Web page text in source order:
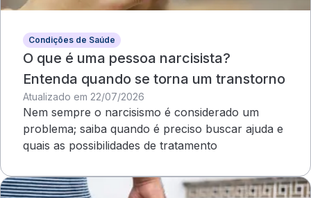
Condições de Saúde
O que é uma pessoa narcisista?
Entenda quando se torna um transtorno
Atualizado em 22/07/2026
Nem sempre o narcisismo é considerado um
problema; saiba quando é preciso buscar ajuda e
quais as possibilidades de tratamento